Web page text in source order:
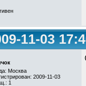
11-03
Москва
2009-11-03
1